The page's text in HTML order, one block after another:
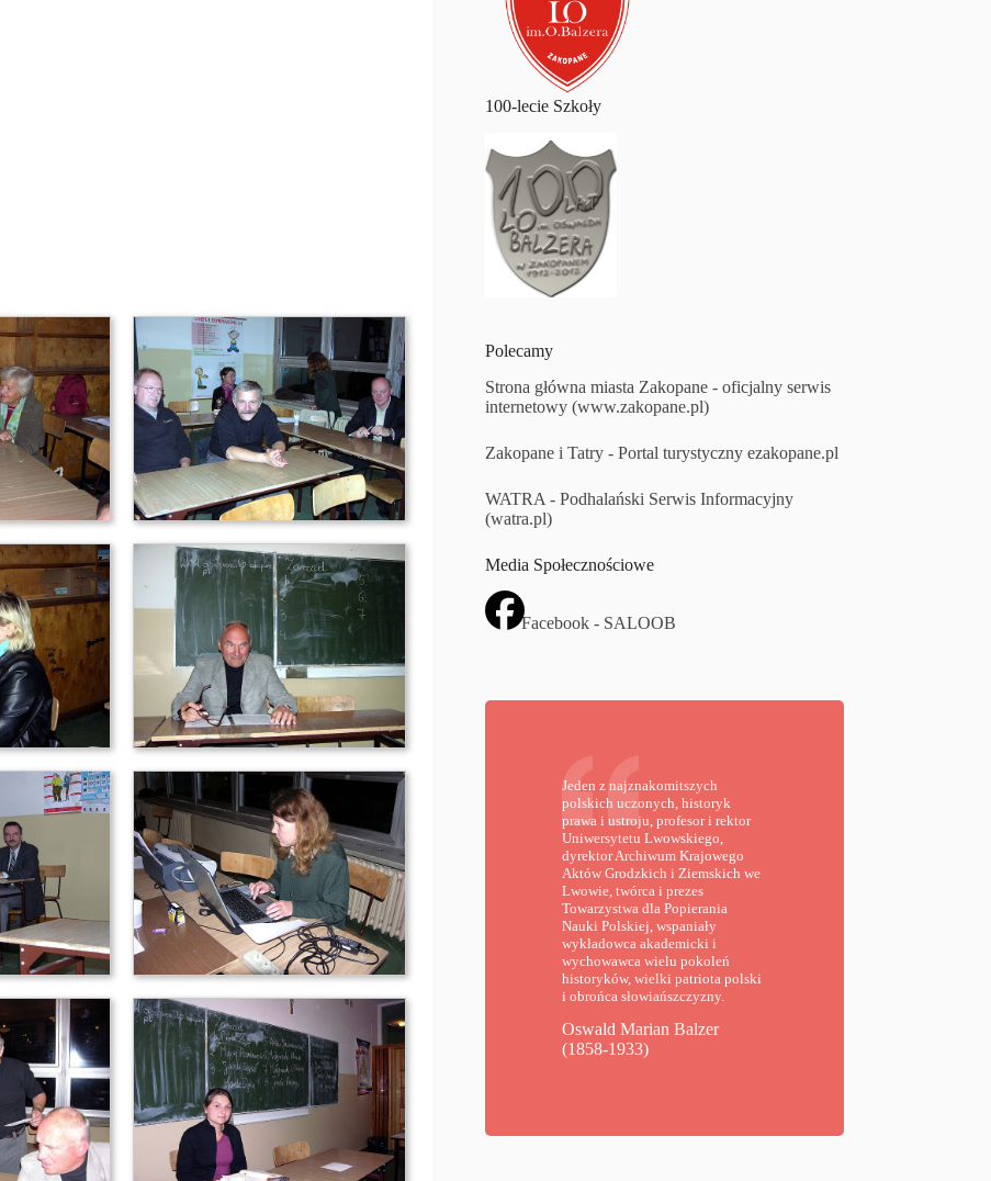
100-lecie Szkoły
Polecamy
Strona główna miasta Zakopane - oficjalny serwis
internetowy (www.zakopane.pl)
Zakopane i Tatry - Portal turystyczny ezakopane.pl
WATRA - Podhalański Serwis Informacyjny
(watra.pl)
Media Społecznościowe
Facebook - SALOOB
Jeden z najznakomitszych
polskich uczonych, historyk
prawa i ustroju, profesor i rektor
Uniwersytetu Lwowskiego,
dyrektor Archiwum Krajowego
Aktów Grodzkich i Ziemskich we
Lwowie, twórca i prezes
Towarzystwa dla Popierania
Nauki Polskiej, wspaniały
wykładowca akademicki i
wychowawca wielu pokoleń
historyków, wielki patriota polski
i obrońca słowiańszczyzny.
Oswald Marian Balzer
(1858-1933)